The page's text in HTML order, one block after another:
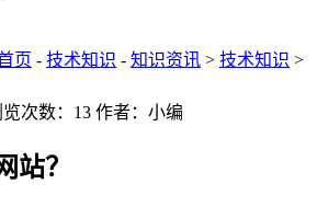
页 - 技术知识 - 知识资讯 > 技术知识 >
览次数：13 作者：小编
站？